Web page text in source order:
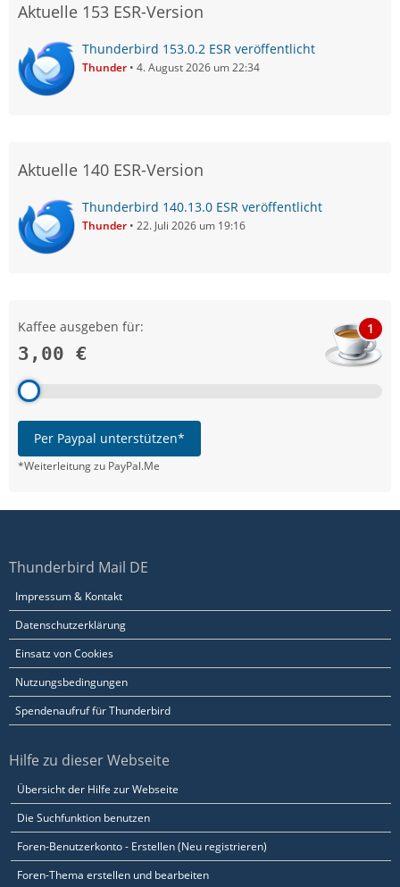
Aktuelle 153 ESR-Version
Thunderbird 153.0.2 ESR veröffentlicht
Thunder 4. August 2026 um 22:34
Aktuelle 140 ESR-Version
Thunderbird 140.13.0 ESR veröffentlicht
Thunder 22. Juli 2026 um 19:16
Kaffee ausgeben für:
3,00 €
1
Per Paypal unterstützen*
*Weiterleitung zu PayPal.Me
Thunderbird Mail DE
Impressum & Kontakt
Datenschutzerklärung
Einsatz von Cookies
Nutzungsbedingungen
Spendenaufruf für Thunderbird
Hilfe zu dieser Webseite
Übersicht der Hilfe zur Webseite
Die Suchfunktion benutzen
Foren-Benutzerkonto - Erstellen (Neu registrieren)
Foren-Thema erstellen und bearbeiten